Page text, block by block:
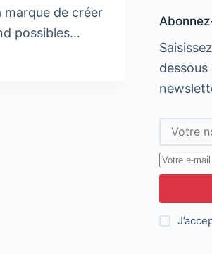
marque de créer
possibles…